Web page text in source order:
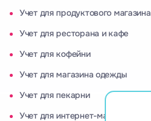
Учет для продуктового магазина
Учет для ресторана и кафе
Учет для кофейни
Учет для магазина одежды
Учет для пекарни
Учет для интернет-магазина